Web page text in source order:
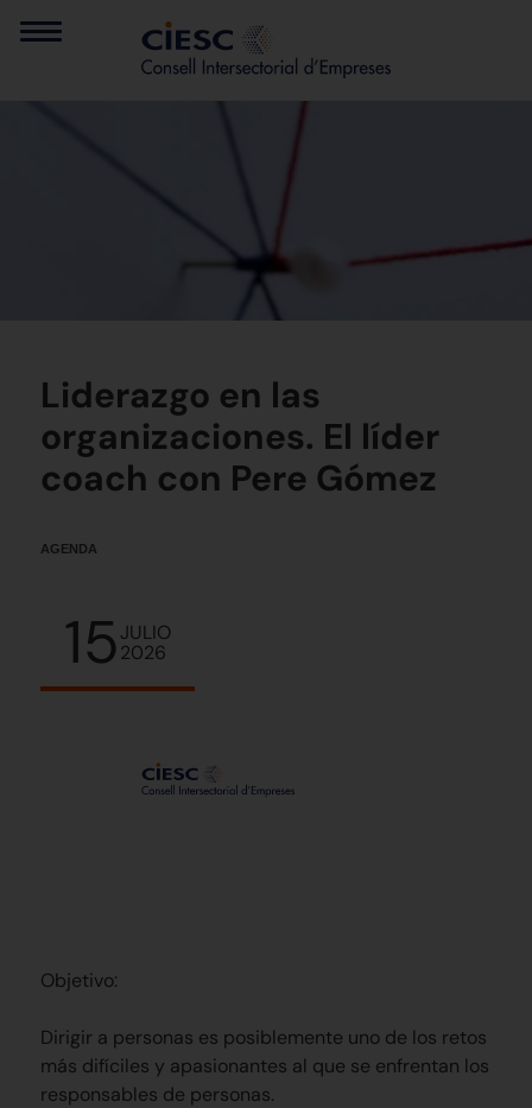
Liderazgo en las
organizaciones. El líder
coach con Pere Gómez
AGENDA
15JULIO
2026
Objetivo:
Dirigir a personas es posiblemente uno de los retos
más difíciles y apasionantes al que se enfrentan los
responsables de personas.